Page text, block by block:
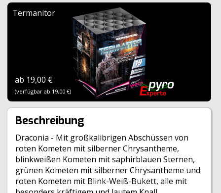
Termanitor
ab 19,00 €
(verfügbar ab 19,00 €)
Beschreibung
Draconia - Mit großkalibrigen Abschüssen von
roten Kometen mit silberner Chrysantheme,
blinkweißen Kometen mit saphirblauen Sternen,
grünen Kometen mit silberner Chrysantheme und
roten Kometen mit Blink-Weiß-Bukett, alle mit